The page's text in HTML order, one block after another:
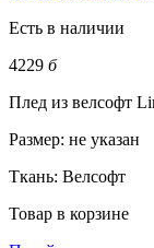
Есть в наличии
4229 б
Плед из велсофт
Размер: не указан
Ткань: Велсофт
Товар в корзине